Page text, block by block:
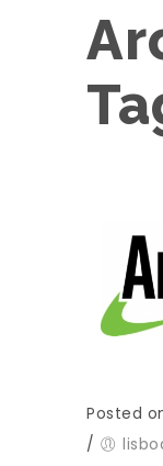
Posted
/